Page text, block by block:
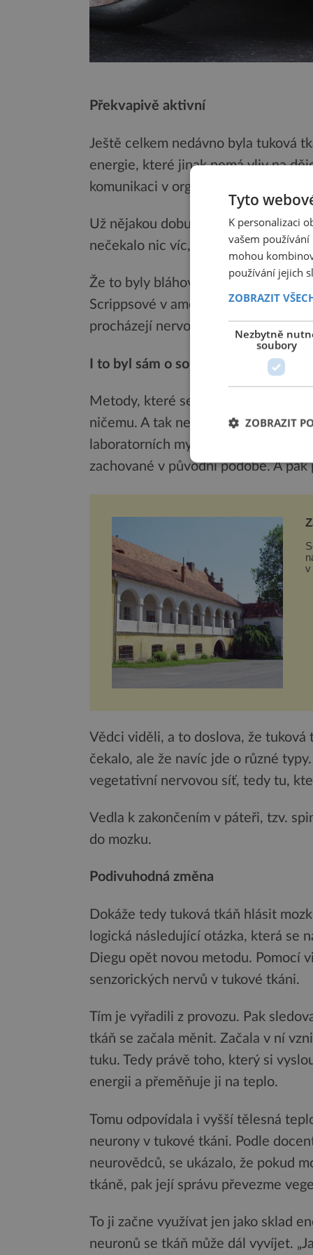
Překvapivě aktivní
Ještě celkem nedávno byla tuková
energie, které jinak nemá vliv na
komunikaci v organizmu podílí jen
Už nějakou dobu se sice vědělo, že
nečekalo nic víc, než to, že pouze
Že to byly bláhové představy,
Scrippsové v americkém San
procházejí nervová vlákna tukovou
I to byl sám o sobě obtížný úkol.
Metody, které se používají k
ničemu. A tak nejprve vyvinuli
laboratorních myší některé
zachované v původní podobě. A
v
Vědci viděli, a to doslova, že
čekalo, ale že navíc jde o různé
vegetativní nervovou síť, tedy tu,
Vedla k zakončením v páteři, tzv.
do mozku.
Podivuhodná změna
Dokáže tedy tuková tkáň hlásit
logická následující otázka, která se
Diegu opět novou metodu. Pomocí
senzorických nervů v tukové tkáni.
Tím je vyřadili z provozu. Pak
tkáň se začala měnit. Začala v ní
tuku. Tedy právě toho, který si
energii a přeměňuje ji na teplo.
Tomu odpovídala i vyšší tělesná
neurony v tukové tkáni. Podle
neurovědců, se ukázalo, že pokud
tkáně, pak její správu převezme
To ji začne využívat jen jako sklad
neuronů se tkáň může dál vyvíjet.
Tyto
K personalizaci
vašem
mohou
používání jejich
ZOBRAZIT
Nezbytně
soubory
ZOBRAZIT